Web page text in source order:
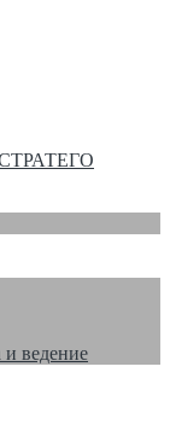
СТРАТЕГО
и ведение